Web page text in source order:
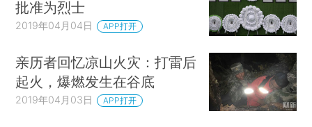
批准为烈士
2019年04月04日 APP打开
亲历者回忆凉山火灾：打雷后
起火，爆燃发生在谷底
2019年04月03日 APP打开